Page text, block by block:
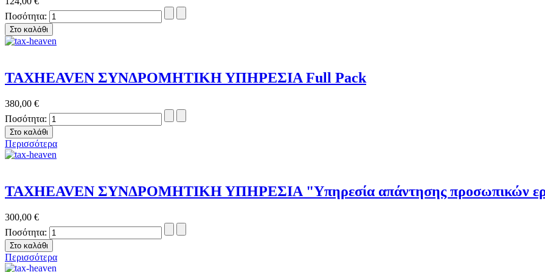
Ποσότητα:
TAXHEAVEN ΣΥΝΔΡΟΜΗΤΙΚΗ ΥΠΗΡΕΣΙΑ Full Pack
380,00 €
Ποσότητα:
Περισσότερα
TAXHEAVEN ΣΥΝΔΡΟΜΗΤΙΚΗ ΥΠΗΡΕΣΙΑ "Υπηρεσία απάντησης προσωπικών
300,00 €
Ποσότητα:
Περισσότερα